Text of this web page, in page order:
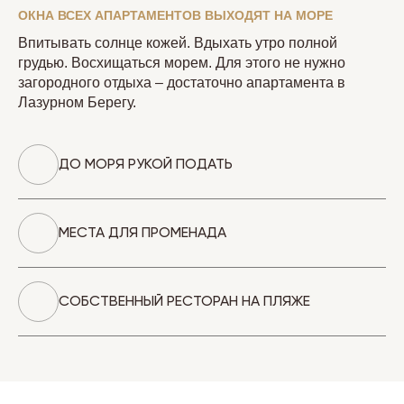
ОКНА ВСЕХ АПАРТАМЕНТОВ ВЫХОДЯТ НА МОРЕ
Впитывать солнце кожей. Вдыхать утро полной
грудью. Восхищаться морем. Для этого не нужно
загородного отдыха – достаточно апартамента в
Лазурном Берегу.
ДО МОРЯ РУКОЙ ПОДАТЬ
МЕСТА ДЛЯ ПРОМЕНАДА
СОБСТВЕННЫЙ РЕСТОРАН НА ПЛЯЖЕ